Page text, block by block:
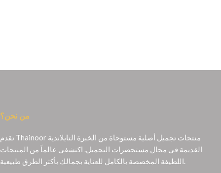
من نحن؟
تقدم Thainoor منتجات تجميل أصلية مستوحاة من الخبرة التايلاندية
القديمة في مجال مستحضرات التجميل. اكتشفي عالماً من المنتجات
اللطيفة المخصصة بالكامل للعناية بجمالك بأكثر الطرق طبيعية.